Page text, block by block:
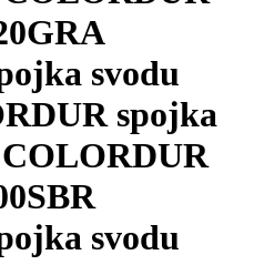
GRA
svodu
spojka
SBR
svodu